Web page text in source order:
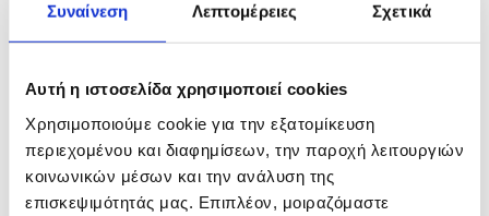
Συναίνεση Λεπτομέρειες Σχετικά
Αυτή η ιστοσελίδα χρησιμοποιεί cookies
Χρησιμοποιούμε cookie για την εξατομίκευση
περιεχομένου και διαφημίσεων, την παροχή λειτουργιών
κοινωνικών μέσων και την ανάλυση της
επισκεψιμότητάς μας. Επιπλέον, μοιραζόμαστε